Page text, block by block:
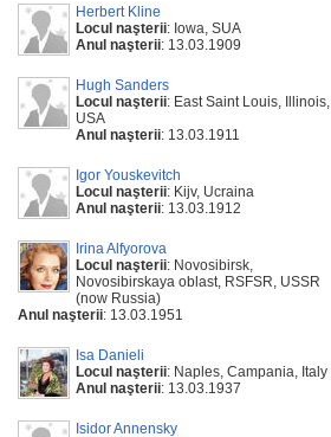
Herbert Kline
Locul naşterii: Iowa, SUA
Anul naşterii: 13.03.1909
Hugh Sanders
Locul naşterii: East Saint Louis, Illinois,
USA
Anul naşterii: 13.03.1911
Igor Youskevitch
Locul naşterii: Kijv, Ucraina
Anul naşterii: 13.03.1912
Irina Alfyorova
Locul naşterii: Novosibirsk,
Novosibirskaya oblast, RSFSR, USSR
(now Russia)
Anul naşterii: 13.03.1951
Isa Danieli
Locul naşterii: Naples, Campania, Italy
Anul naşterii: 13.03.1937
Isidor Annensky